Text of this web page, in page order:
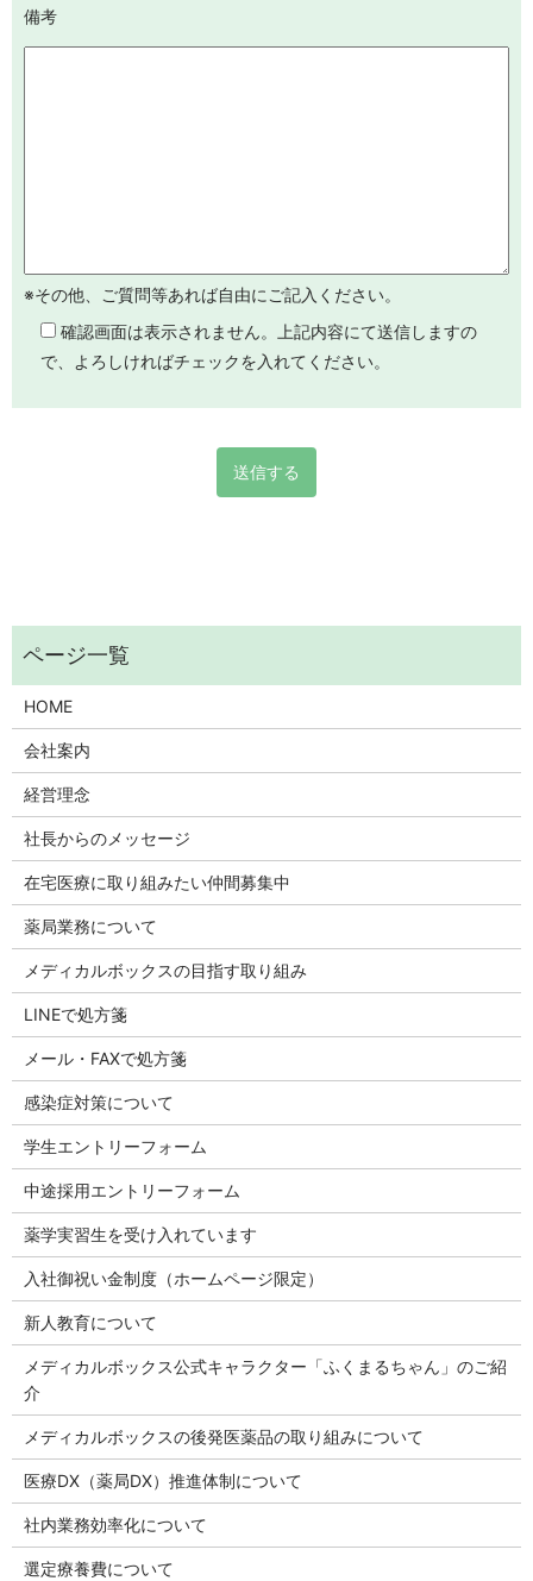
備考
※その他、ご質問等あれば自由にご記入ください。
確認画面は表示されません。上記内容にて送信しますの
で、よろしければチェックを入れてください。
HOME
会社案内
経営理念
社長からのメッセージ
在宅医療に取り組みたい仲間募集中
薬局業務について
メディカルボックスの目指す取り組み
LINEで処方箋
メール・FAXで処方箋
感染症対策について
学生エントリーフォーム
中途採用エントリーフォーム
薬学実習生を受け入れています
入社御祝い金制度（ホームページ限定）
新人教育について
メディカルボックス公式キャラクター「ふくまるちゃん」のご紹
介
メディカルボックスの後発医薬品の取り組みについて
医療DX（薬局DX）推進体制について
社内業務効率化について
選定療養費について